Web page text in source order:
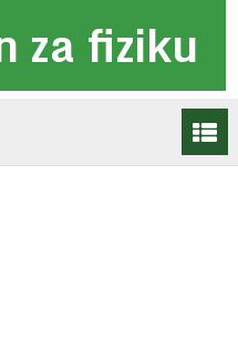
za fiziku